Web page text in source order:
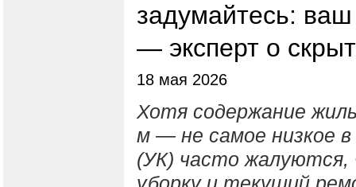
задумайтесь:
— эксперт о
18 мая 2026
Хотя содержание
м — не самое низкое
(УК) часто жалуются,